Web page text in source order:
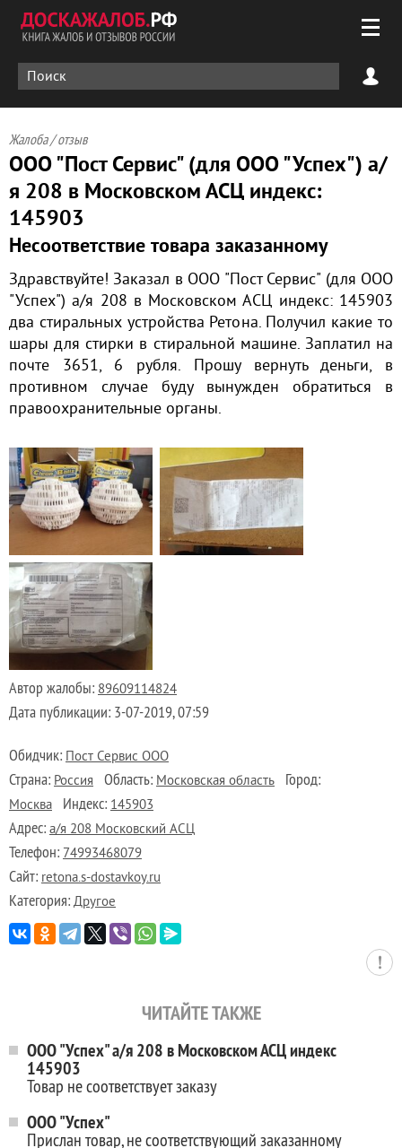
Жалоба / отзыв
ООО "Пост Сервис" (для ООО "Успех") а/
я 208 в Московском АСЦ индекс:
145903
Несоответствие товара заказанному
Здравствуйте! Заказал в ООО "Пост Сервис" (для ООО
"Успех") а/я 208 в Московском АСЦ индекс: 145903
два стиральных устройства Ретона. Получил какие то
шары для стирки в стиральной машине. Заплатил на
почте 3651, 6 рубля. Прошу вернуть деньги, в
противном случае буду вынужден обратиться в
правоохранительные органы.
Автор жалобы: 89609114824
Дата публикации: 3-07-2019, 07:59
Обидчик: Пост Сервис ООО
Страна: Россия Область: Московская область Город:
Москва Индекс: 145903
Адрес: а/я 208 Московский АСЦ
Телефон: 74993468079
Сайт: retona.s-dostavkoy.ru
Категория: Другое
ЧИТАЙТЕ ТАКЖЕ
ООО "Успех" а/я 208 в Московском АСЦ индекс
145903
Товар не соответствует заказу
ООО "Успех"
Прислан товар, не соответствующий заказанному